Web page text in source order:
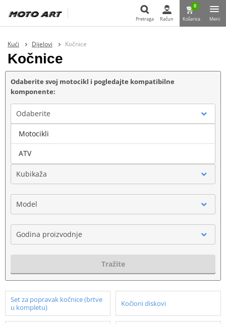
Pretraga Račun
0
Košarica Meni
Kući Dijelovi Kočnice
Kočnice
Odaberite svoj motocikl i pogledajte kompatibilne
komponente:
Odaberite
Marka
Kubikaža
Model
Godina proizvodnje
Tražite
Set za popravak kočnice (brtve
u kompletu)
Kočioni diskovi
Motocikli
ATV